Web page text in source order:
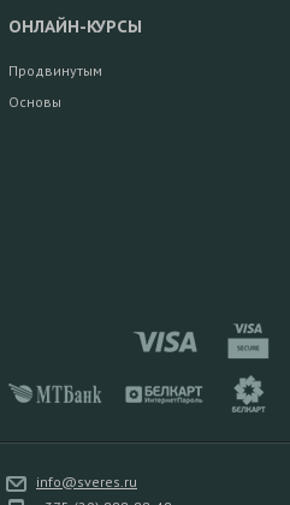
ОНЛАЙН-КУРСЫ
Продвинутым
Основы
info@sveres.ru